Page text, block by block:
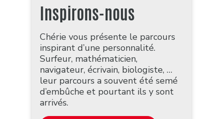
Inspirons-nous
Chérie vous présente le parcours
inspirant d’une personnalité.
Surfeur, mathématicien,
navigateur, écrivain, biologiste, …
leur parcours a souvent été semé
d’embûche et pourtant ils y sont
arrivés.